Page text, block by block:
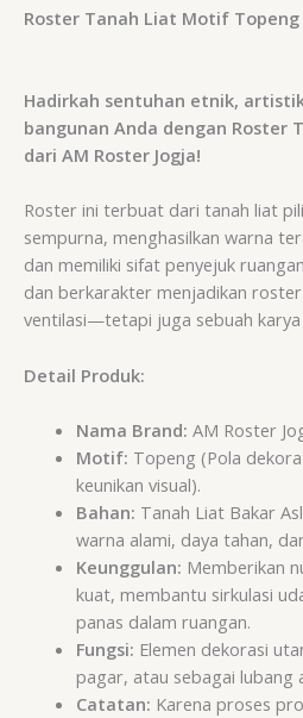
Roster Tanah Liat Motif Topeng
Hadirkah sentuhan etnik,
bangunan Anda dengan Roster
dari AM Roster Jogja!
Roster ini terbuat dari tanah liat
sempurna, menghasilkan warna
dan memiliki sifat penyejuk
dan berkarakter menjadikan
ventilasi—tetapi juga sebuah karya
Detail Produk:
Nama Brand: AM Roster
Motif: Topeng (Pola
keunikan visual).
Bahan: Tanah Liat Bakar
warna alami, daya tahan,
Keunggulan: Memberikan
kuat, membantu sirkulasi
panas dalam ruangan.
Fungsi: Elemen dekorasi
pagar, atau sebagai lubang
Catatan: Karena proses